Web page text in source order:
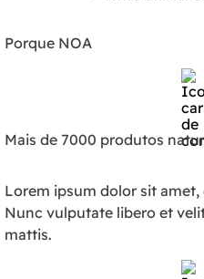
Porque NOA
Mais de 7000 produtos
Lorem ipsum dolor sit
Nunc vulputate libero et
mattis.